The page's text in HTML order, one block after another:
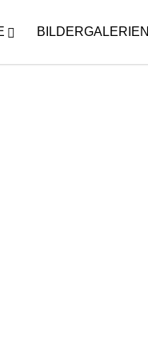
BILDERGALERIEN